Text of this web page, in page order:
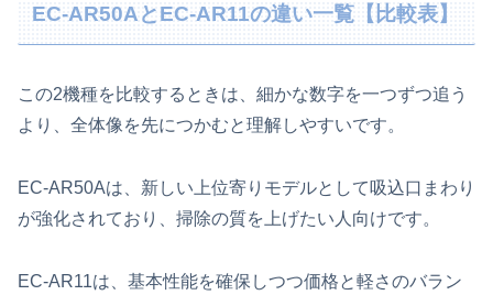
EC-AR50AとEC-AR11の違い一覧【比較表】
この2機種を比較するときは、細かな数字を一つずつ追う
より、全体像を先につかむと理解しやすいです。
EC-AR50Aは、新しい上位寄りモデルとして吸込口まわり
が強化されており、掃除の質を上げたい人向けです。
EC-AR11は、基本性能を確保しつつ価格と軽さのバラン